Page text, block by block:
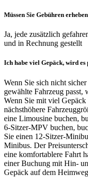
Müssen Sie Gebühren
Ja, jede zusätzlich
und in Rechnung gestellt
Ich habe viel Gepäck, wird es
Wenn Sie sich nicht
gewählte Fahrzeug passt,
Wenn Sie mit viel Gepäck
nächsthöhere
eine Limousine buchen,
6-Sitzer-MPV buchen,
Sie einen 12-Sitzer-
Minibus. Der
eine komfortablere Fahrt
einer Buchung mit Hin-
Gepäck auf dem